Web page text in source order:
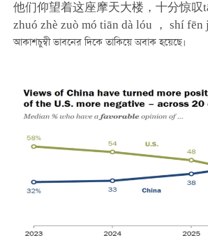
他们仰望着这座摩天大楼，十分惊叹
zhuó zhè zuò mó tiān dà lóu ， shí fēn
আকাশচুম্বী ভাবনের দিকে তাকিয়ে অবাক হয়েছে।